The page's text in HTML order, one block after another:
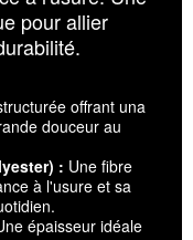
pour allier
offrant una
douceur au
: Une fibre
à l'usure et sa
épaisseur idéale